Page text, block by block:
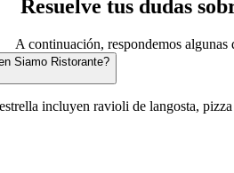
Resuelve tus dudas
A continuación, respondemos
Siamo Ristorante?
incluyen ravioli de langosta,